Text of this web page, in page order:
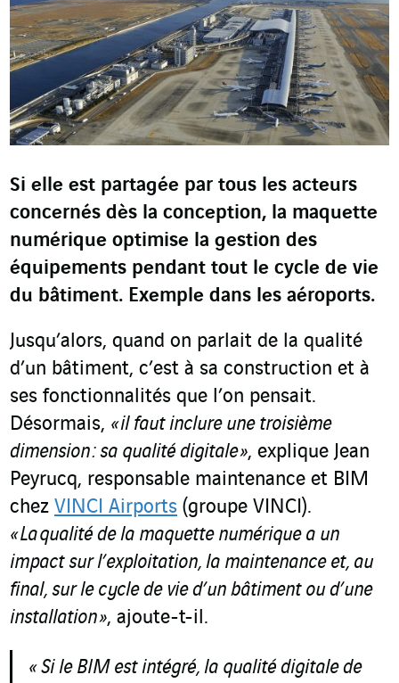
Si elle est partagée par tous les acteurs
concernés dès la conception, la maquette
numérique optimise la gestion des
équipements pendant tout le cycle de vie
du bâtiment. Exemple dans les aéroports.
Jusqu’alors, quand on parlait de la qualité
d’un bâtiment, c’est à sa construction et à
ses fonctionnalités que l’on pensait.
Désormais, « il faut inclure une troisième
dimension : sa qualité digitale », explique Jean
Peyrucq, responsable maintenance et BIM
chez VINCI Airports (groupe VINCI).
« La qualité de la maquette numérique a un
impact sur l’exploitation, la maintenance et, au
final, sur le cycle de vie d’un bâtiment ou d’une
installation », ajoute-t-il.
« Si le BIM est intégré, la qualité digitale de